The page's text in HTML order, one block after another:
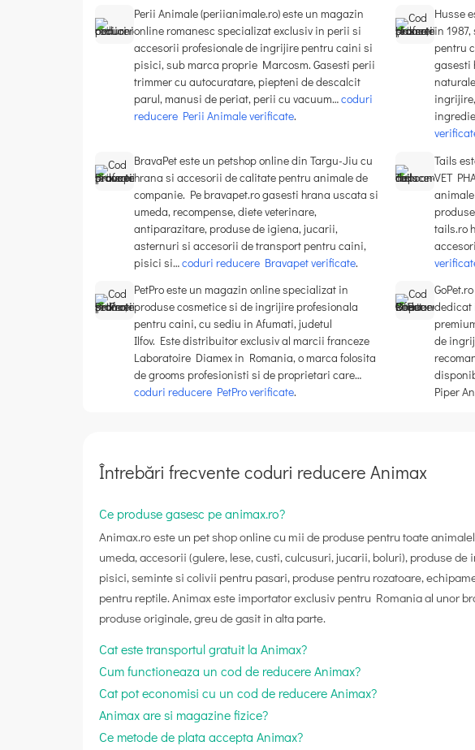
Perii Animale (periianimale.ro) este un magazin
online romanesc specializat exclusiv in perii si
accesorii profesionale de ingrijire pentru caini si
pisici, sub marca proprie Marcosm. Gasesti perii
trimmer cu autocuratare, piepteni de descalcit
parul, manusi de periat, perii cu vacuum…coduri
reducere Perii Animale verificate.
Husse
in
pentru
gasesti
BravaPet este un petshop online din Targu-Jiu cu
hrana si accesorii de calitate pentru animale de
companie. Pe bravapet.ro gasesti hrana uscata si
umeda, recompense, diete veterinare,
antiparazitare, produse de igiena, jucarii,
asternuri si accesorii de transport pentru caini,
pisici si…coduri reducere Bravapet verificate.
Tails
VET
tails.ro
PetPro este un magazin online specializat in
produse cosmetice si de ingrijire profesionala
pentru caini, cu sediu in Afumati, judetul
Ilfov. Este distribuitor exclusiv al marcii franceze
Laboratoire Diamex in Romania, o marca folosita
de grooms profesionisti si de proprietari care…
coduri reducere PetPro verificate.
dedicat
de
Piper
Întrebări frecvente coduri reducere Animax
Ce produse gasesc pe animax.ro?
Animax.ro este un pet shop online cu mii de produse pentru toate
umeda, accesorii (gulere, lese, custi, culcusuri, jucarii, boluri), produse
pisici, seminte si colivii pentru pasari, produse pentru rozatoare,
pentru reptile. Animax este importator exclusiv pentru Romania al unor
produse originale, greu de gasit in alta parte.
Cat este transportul gratuit la Animax?
Cum functioneaza un cod de reducere Animax?
Cat pot economisi cu un cod de reducere Animax?
Animax are si magazine fizice?
Ce metode de plata accepta Animax?